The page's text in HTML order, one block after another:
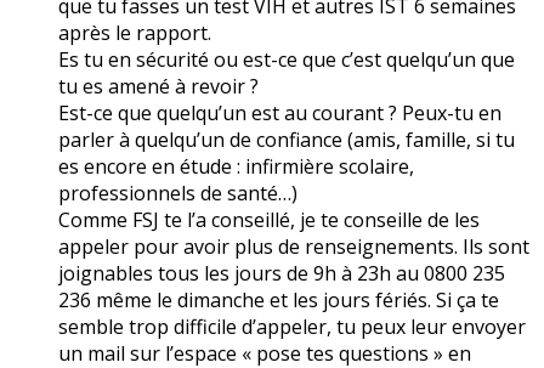
que tu fasses un test VIH et autres IST 6 semaines
après le rapport.
Es tu en sécurité ou est-ce que c’est quelqu’un que
tu es amené à revoir ?
Est-ce que quelqu’un est au courant ? Peux-tu en
parler à quelqu’un de confiance (amis, famille, si tu
es encore en étude : infirmière scolaire,
professionnels de santé…)
Comme FSJ te l’a conseillé, je te conseille de les
appeler pour avoir plus de renseignements. Ils sont
joignables tous les jours de 9h à 23h au 0800 235
236 même le dimanche et les jours fériés. Si ça te
semble trop difficile d’appeler, tu peux leur envoyer
un mail sur l’espace « pose tes questions » en